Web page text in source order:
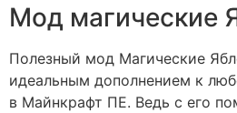
Мод магические
Полезный мод Магические
идеальным дополнением к
в Майнкрафт ПЕ. Ведь с его